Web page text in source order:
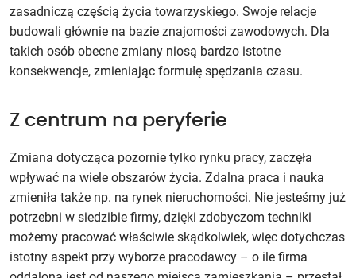
zasadniczą częścią życia towarzyskiego. Swoje relacje
budowali głównie na bazie znajomości zawodowych. Dla
takich osób obecne zmiany niosą bardzo istotne
konsekwencje, zmieniając formułę spędzania czasu.
Z centrum na peryferie
Zmiana dotycząca pozornie tylko rynku pracy, zaczęła
wpływać na wiele obszarów życia. Zdalna praca i nauka
zmieniła także np. na rynek nieruchomości. Nie jesteśmy już
potrzebni w siedzibie firmy, dzięki zdobyczom techniki
możemy pracować właściwie skądkolwiek, więc dotychczas
istotny aspekt przy wyborze pracodawcy – o ile firma